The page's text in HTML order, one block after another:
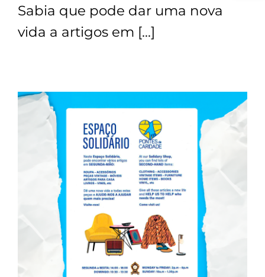
Informações
Ocorrências
Contactos
TRANSPARÊNCIA
Sabia que pode dar uma nova
vida a artigos em […]